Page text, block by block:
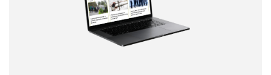
Tipo de comentario